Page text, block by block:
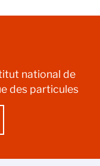
national de
des particules